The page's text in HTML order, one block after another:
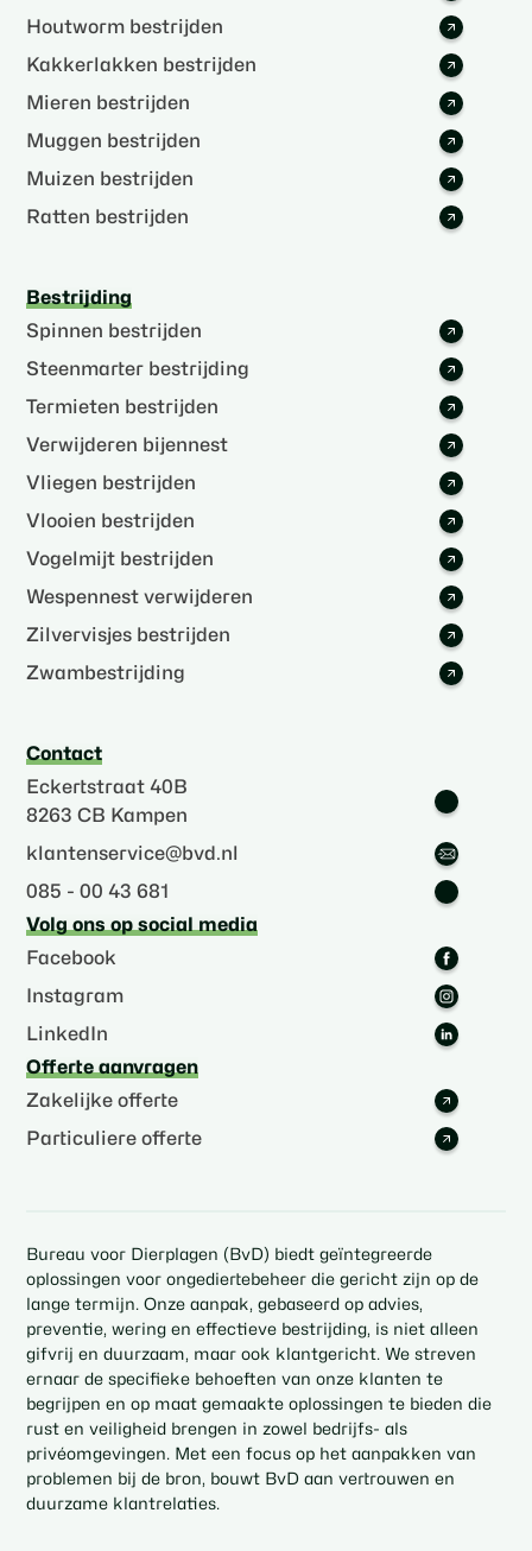
Houtworm bestrijden
Kakkerlakken bestrijden
Mieren bestrijden
Muggen bestrijden
Muizen bestrijden
Ratten bestrijden
Bestrijding
Spinnen bestrijden
Steenmarter bestrijding
Termieten bestrijden
Verwijderen bijennest
Vliegen bestrijden
Vlooien bestrijden
Vogelmijt bestrijden
Wespennest verwijderen
Zilvervisjes bestrijden
Zwambestrijding
Contact
Eckertstraat 40B
8263 CB Kampen
klantenservice@bvd.nl
085 - 00 43 681
Volg ons op social media
Facebook
Instagram
LinkedIn
Offerte aanvragen
Zakelijke offerte
Particuliere offerte
Bureau voor Dierplagen (BvD) biedt geïntegreerde
oplossingen voor ongediertebeheer die gericht zijn op de
lange termijn. Onze aanpak, gebaseerd op advies,
preventie, wering en effectieve bestrijding, is niet alleen
gifvrij en duurzaam, maar ook klantgericht. We streven
ernaar de specifieke behoeften van onze klanten te
begrijpen en op maat gemaakte oplossingen te bieden die
rust en veiligheid brengen in zowel bedrijfs- als
privéomgevingen. Met een focus op het aanpakken van
problemen bij de bron, bouwt BvD aan vertrouwen en
duurzame klantrelaties.